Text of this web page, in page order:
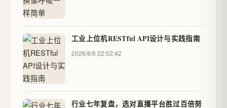
工业上位机RESTful API设计与实践指南
2026/8/6 22:52:42
行业七年复盘，选对直播平台胜过百倍努